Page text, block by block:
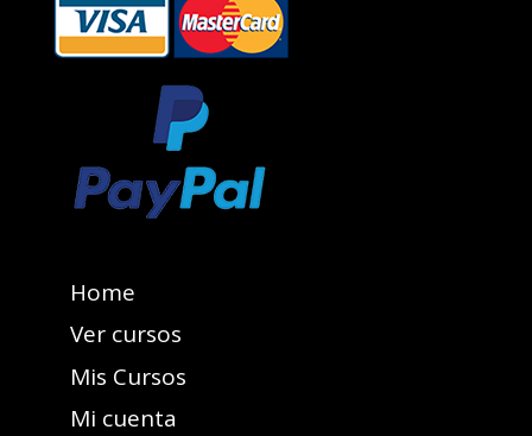
Home
Ver cursos
Mis Cursos
Mi cuenta